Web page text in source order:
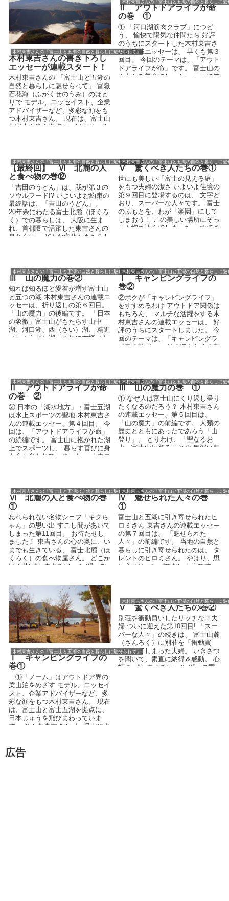
木村東吉さんの「富士山と五湖の自然と暮らしに魅せられて」
木村東吉さんの書き下ろし
エッセーが連載スタート！
木村東吉さんの 「富士山と五湖の
自然と暮らしに魅せられて」 富嶽
石花海（ふがくせのうみ）のほと
りで モデル、エッセイスト、企業
アドバイザーなど、多彩な顔をも
つ木村東吉さん。 現在は、富士山
と富士五湖を拠点に、日本じゅう
木村東吉さんの「富士山と五湖の自然と暮らしに魅
Ⅱ アウトドアライフが命
の巻 ①
① 「河口湖筋肉クラブ」につど
う、 愉快で陽気な仲間たち 好評
のうちにスタートした木村東吉さ
んの連載エッセーは、 早くも第３
回目。 今回のテーマは、「アウト
ドアライフが命」です。 富士山の
ふもとを舞台にし、 いっしょに体
木村東吉さんの「富士山と五湖の自然と暮らしに魅せられて」
【最終回】 Ⅵ 北麓の人
と食べ物の巻⑫
「吉田のうどん」は、我が第３の
ソウルフード!? いよいよお約束の
最終話は、「吉田のうどん」。
20年余にわたる富士北麓（ほくろ
く）での暮らしは、 大阪に生ま
れ、首都圏で活躍した東吉さんの
身と心に、 どんな変化をもたらし
木村東吉さんの「富士山と五湖の自然と暮らしに魅
Ⅴ 驚くべき人たちの巻①
世にも美しい「富士の見える庭」
をもつ夫婦の潔さ いよいよ佳境の
第９回目に登場するのは、 文字ど
おり、スーパーな人々です。 富士
のふもとを、わが「楽園」にして
しまおう！ この美しい場所にぞっ
こん惚れ込んでしまった、 すてき
木村東吉さんの「富士山と五湖の自然と暮らしに魅せられて」
Ⅲ 山の魔力の巻②
知れば知るほど愛着が増す富士山
と五つの湖 木村東吉さんの連載エ
ッセーは、折り返しの第６回目。
「山の魔力」の後編です。 「日本
の象徴」富士山がもたらす山中
湖、河口湖、西（さい）湖、 精進
（しょうじ）湖、それに本栖（も
木村東吉さんの「富士山と五湖の自然と暮らしに魅
Ⅰ キャンピングライフの
巻②
②ボクが「キャンピングライフ」
をすすめるわけ アウトドア関係は
もちろん、 マルチな活躍をする木
村東吉さんの連載エッセーは、 好
評のうちにスタートしました。 今
回のテーマは、「キャンピングラ
イフの効用」。 そのほんとうの魅
木村東吉さんの「富士山と五湖の自然と暮らしに魅せられて」
Ⅱ アウトドアライフが命
の巻 ②
② 日本の「湖水地方」・富士五湖
は水上スポーツの聖地 木村東吉さ
んの連載エッセー、第４回目。 今
回は、「アウトドアライフが命」
の続編です。 富士山に抱かれた湖
上でスポーツし、 暮らす喜びに身
も心も奪われてしまった、 「ウエ
木村東吉さんの「富士山と五湖の自然と暮らしに魅
Ⅲ 山の魔力の巻 ①
① なぜ人は富士山にくり返し登り
たくなるのだろう？ 木村東吉さん
の連載エッセー、第５回目は、
「山の魔力」の前編です。 人類の
歴史とともにあったであろう「山
登り」。 とりわけ、「聖なるお
山」富士山に登ることの 奥深い魅
木村東吉さんの「富士山と五湖の自然と暮らしに魅せられて」
Ⅵ 北麓の人と食べ物の巻
①
忘れられない名物シェフ「キクち
ゃん」の思い出 すこし間があいて
しまった第11回目。 お待たせし
ました！ 東吉さんの心の奥に、い
までも生きている、 富士北麓（ほ
くろく）の食べ物屋さん。 どこか
ほろ苦い“トウキチワールド”へご
木村東吉さんの「富士山と五湖の自然と暮らしに魅
Ⅳ 魅せられた人々の巻
①
富士山と五湖に引き寄せられたヒ
ロミさん 東吉さんの連載エッセー
の第７回目は、 「魅せられた
人々」の前編です。 当地の自然と
暮らしに引き寄せられたのは、 タ
レントのヒロミさん。 やはり、思
い入れはハンパでないようです。
木村東吉さんの「富士山と五湖の自然と暮らしに魅せられて」
Ⅰ キャンピングライフの
巻①
①「ノーム」はアウトドア界の
梁山泊をめざす モデル、エッセイ
スト、企業アドバイザーなど、多
彩な顔をもつ木村東吉さん。 現在
は、富士山と富士五湖を拠点に、
日本じゅうを飛びまわっていま
す。 そんな東吉さんが、登山やキ
木村東吉さんの「富士山と五湖の自然と暮らしに魅
Ⅴ 驚くべき人たちの巻②
別荘を衝動買いしたリッチな？夫
婦 ついに迎えた第10回目! 「スー
パーな人々」の続きは、 富士山麓
（さんろく）に別荘を「衝動買
い」してしまった夫婦。 いきさつ
を聞いて、素直に納得＆感動。 心
打つ、“トウキチワールド”へご案
広告